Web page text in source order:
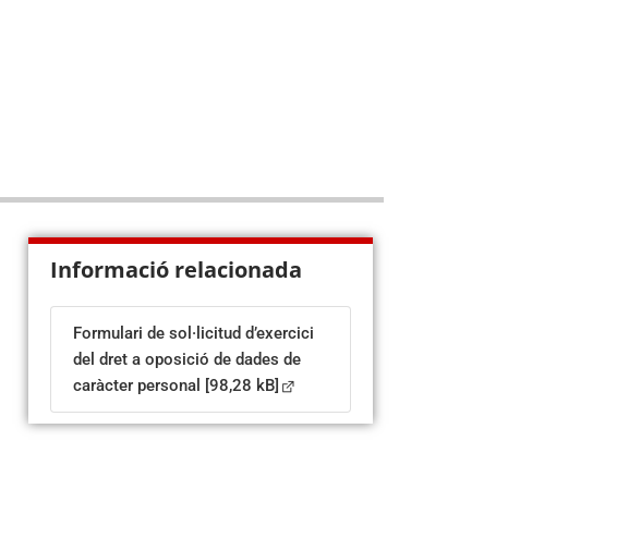
Informació relacionada
Formulari de sol·licitud d’exercici
del dret a oposició de dades de
caràcter personal [98,28 kB]